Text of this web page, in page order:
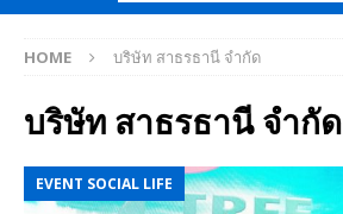
HOME บริษัท สาธรธานี จำกัด
บริษัท สาธรธานี จำกัด
EVENT SOCIAL LIFE